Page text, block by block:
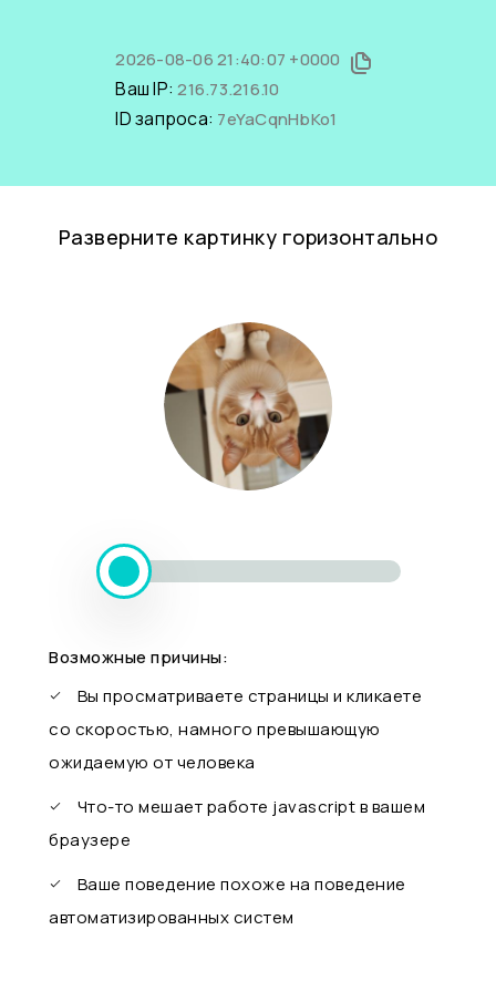
2026-08-06 21:40:07 +0000
Ваш IP:216.73.216.10
ID запроса: 7eYaCqnHbKo1
Разверните картинку горизонтально
Возможные причины:
Вы просматриваете страницы и кликаете
со скоростью, намного превышающую
ожидаемую от человека
Что-то мешает работе javascript в вашем
браузере
Ваше поведение похоже на поведение
автоматизированных систем